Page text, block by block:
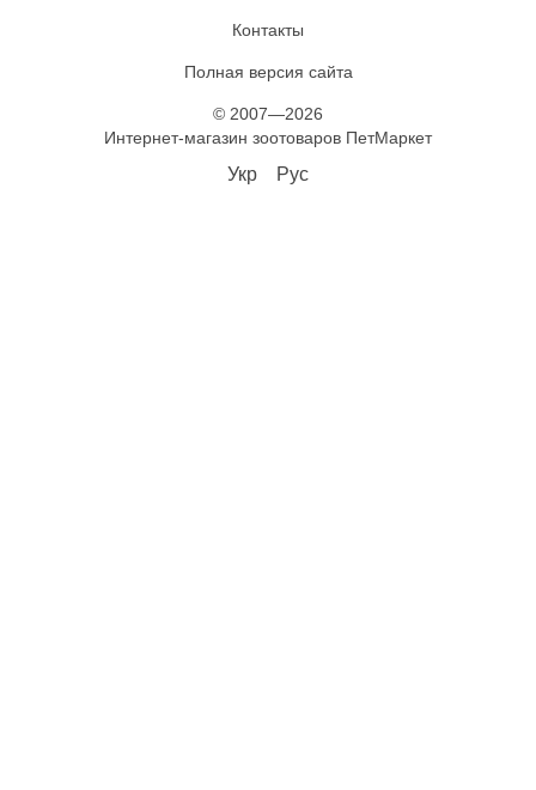
Контакты
Полная версия сайта
© 2007—2026
Интернет-магазин зоотоваров ПетМаркет
Укр Рус